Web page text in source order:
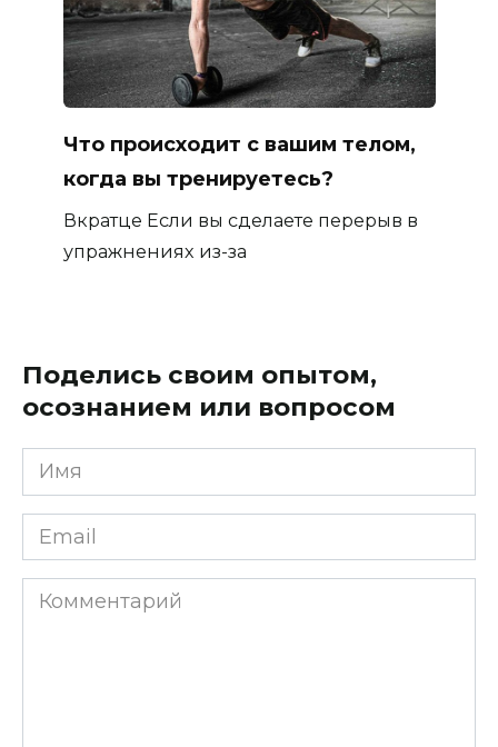
Что происходит с вашим телом,
когда вы тренируетесь?
Вкратце Если вы сделаете перерыв в
упражнениях из-за
Поделись своим опытом,
осознанием или вопросом
Имя
*
Email
*
Комментарий